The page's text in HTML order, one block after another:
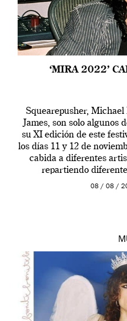
‘MIRA 2022’
Squearepusher,
James, son solo algunos
su XI edición de este
los días 11 y 12 de
cabida a diferentes
repartiendo
audiovisuales,
08 / 08 /